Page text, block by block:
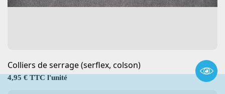
Colliers de serrage (serflex, colson)
Prix
4,95 € TTC l'unité